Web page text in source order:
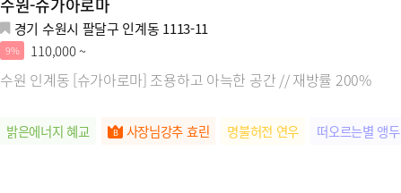
경기 수원시 팔달구 인계동 1113-11
9% 110,000 ~
수원 인계동 [슈가아로마] 조용하고 아늑한 공간 // 재방률 200%
밝은에너지 혜교 사장님강추 효린 명불허전 연우 떠오르는별 앵두